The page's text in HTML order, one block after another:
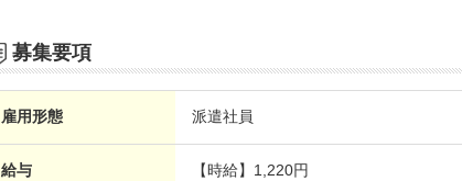
募集要項
雇用形態 派遣社員
給与 【時給】 1,220円